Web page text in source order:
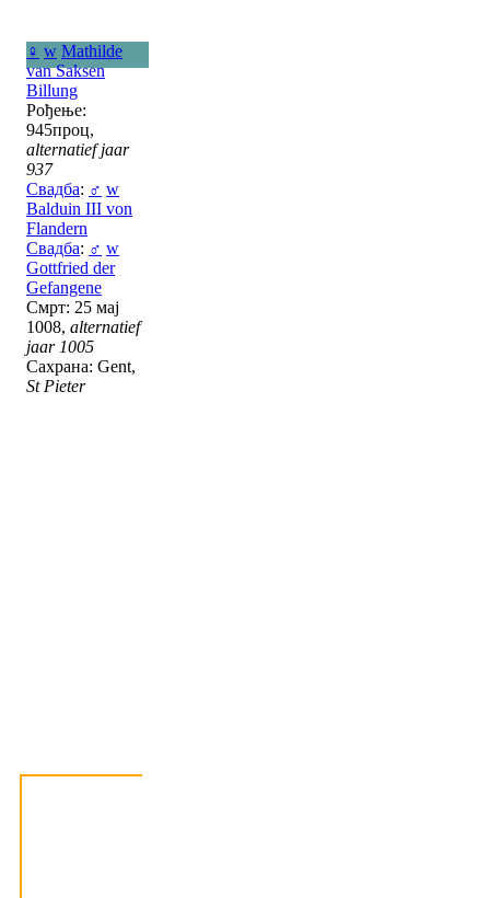
♀ w Mathilde
van Saksen
Billung
Рођење:
945проц,
alternatief jaar
937
Свадба: ♂ w
Balduin III von
Flandern
Свадба: ♂ w
Gottfried der
Gefangene
Смрт: 25 мај
1008, alternatief
jaar 1005
Сахрана: Gent,
St Pieter